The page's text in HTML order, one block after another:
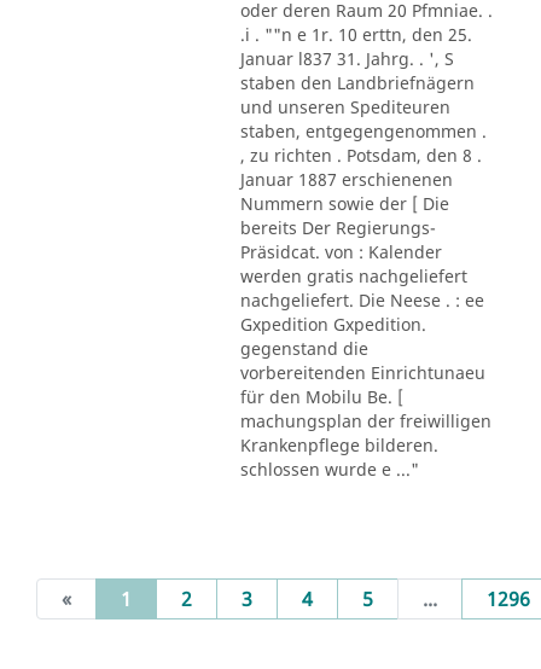
oder deren Raum 20 Pfmniae. .
.i . ""n e 1r. 10 erttn, den 25.
Januar l837 31. Jahrg. . ', S
staben den Landbriefnägern
und unseren Spediteuren
staben, entgegengenommen .
, zu richten . Potsdam, den 8 .
Januar 1887 erschienenen
Nummern sowie der [ Die
bereits Der Regierungs-
Präsidcat. von : Kalender
werden gratis nachgeliefert
nachgeliefert. Die Neese . : ee
Gxpedition Gxpedition.
gegenstand die
vorbereitenden Einrichtunaeu
für den Mobilu Be. [
machungsplan der freiwilligen
Krankenpflege bilderen.
schlossen wurde e ..."
« 1 (current)
2 3 4 5 ... 1296